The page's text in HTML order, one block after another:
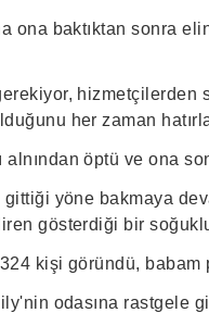
ona baktıktan sonra
hizmetçilerden
her zaman
alnından öptü ve ona
yöne bakmaya
gösterdiği bir
kişi göründü, babam
odasına rastgele